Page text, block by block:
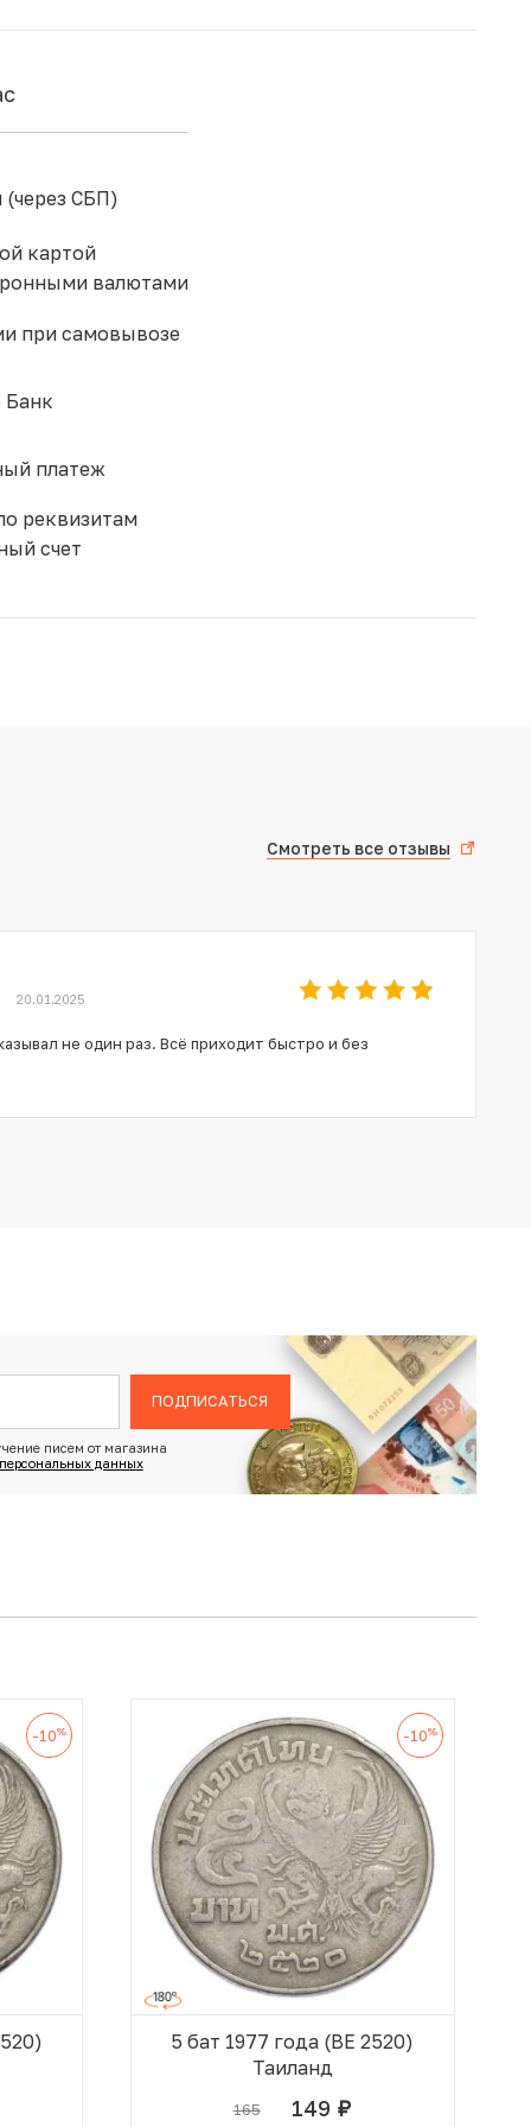
СБП)
картой
валютами
при самовывозе
Банк
платеж
реквизитам
счет
Смотреть все отзывы
20.01.2025
не один раз. Всё приходит быстро и без
ПОДПИСАТЬСЯ
писем от магазина
данных
-10% -10%
5 бат 1977 года (BE 2520)
Таиланд
165 149 руб.